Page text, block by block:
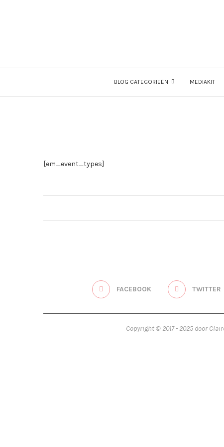
BLOG CATEGORIEËN MEDIAKIT
[em_event_types]
FACEBOOK TWITTER
Copyright © 2017 - 2025 door